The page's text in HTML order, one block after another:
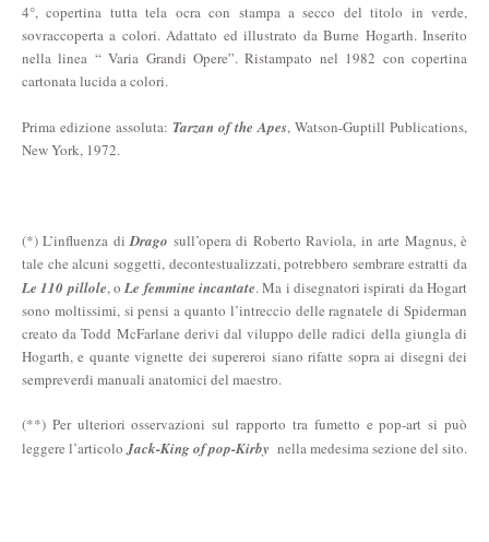
4°, copertina tutta tela ocra con stampa a secco del titolo in verde,
sovraccoperta a colori. Adattato ed illustrato da Burne Hogarth. Inserito
nella linea “ Varia Grandi Opere”. Ristampato nel 1982 con copertina
cartonata lucida a colori.
Prima edizione assoluta: Tarzan of the Apes, Watson-Guptill Publications,
New York, 1972.
(*) L’influenza diDrago sull’opera di Roberto Raviola, in arte Magnus, è
tale che alcuni soggetti, decontestualizzati, potrebbero sembrare estratti da
Le 110 pillole, oLe femmine incantate. Ma i disegnatori ispirati da Hogart
sono moltissimi, si pensi a quanto l’intreccio delle ragnatele di Spiderman
creato da Todd McFarlane derivi dal viluppo delle radici della giungla di
Hogarth, e quante vignette dei supereroi siano rifatte sopra ai disegni dei
sempreverdi manuali anatomici del maestro.
(**) Per ulteriori osservazioni sul rapporto tra fumetto e pop-art si può
leggere l’articoloJack-King of pop-Kirby nella medesima sezione del sito.